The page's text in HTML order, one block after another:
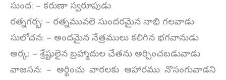
సుంద: – కరుణా స్వరూపుడు
రత్నగర్భ: – రత్నమువలె సుందరమైన నాభి గలవాడు
సులోచన: – అందమైన నేత్రములు కలిగిన భగవానుడు
అర్క: – శ్రేష్టులైన బ్రహ్మాదుల చేతను అర్చించబడువాడు
వాజసన: – అర్థించు వారలకు ఆహారము నొసంగువాడని